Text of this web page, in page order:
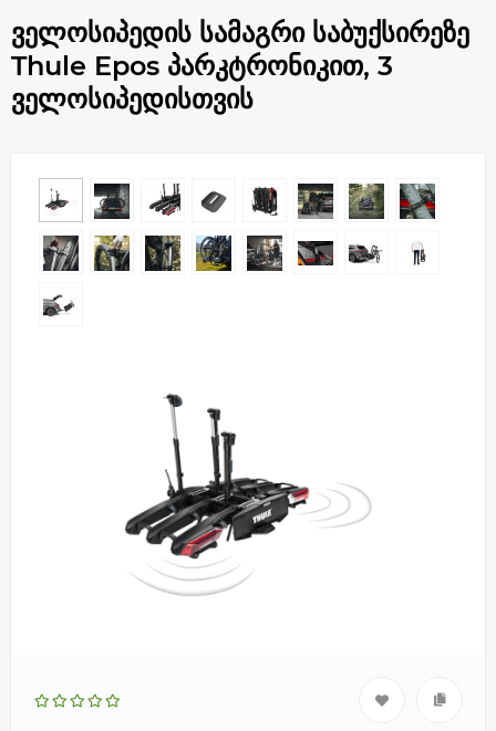
ველოსიპედის სამაგრი საბუქსირეზე
Thule Epos პარკტრონიკით, 3
ველოსიპედისთვის